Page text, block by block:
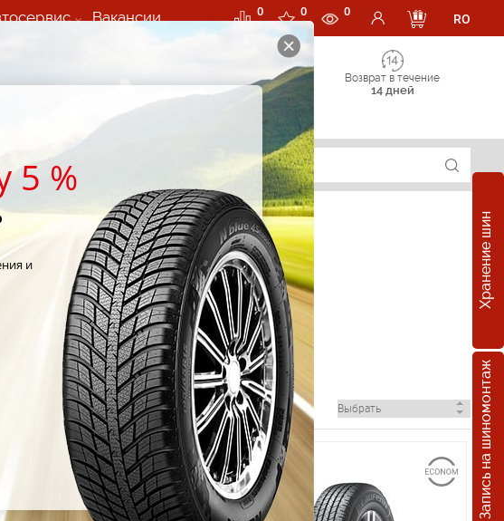
Вакансии 0 0 0
RO
Возврат в течение
14 дней
Хранение шин
Запись на шиномонтаж
5 %
и